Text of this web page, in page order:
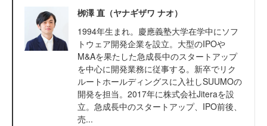
栁澤 直（ヤナギザワ ナオ）
1994年生まれ。慶應義塾大学在学中にソフ
トウェア開発企業を設立。大型のIPOや
M&Aを果たした急成長中のスタートアップ
を中心に開発業務に従事する。新卒でリク
ルートホールディングスに入社しSUUMOの
開発を担当。2017年に株式会社Jiteraを設
立。急成長中のスタートアップ、IPO前後、
売...